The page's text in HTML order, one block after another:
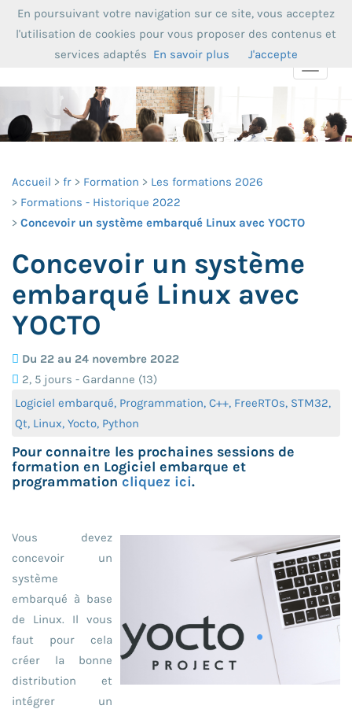
Toggle
Accueil fr Formation
Les formations 2026
Formations - Historique 2022
Concevoir un système embarqué Linux avec YOCTO
Concevoir un système
embarqué Linux avec
YOCTO
Du 22 au 24 novembre 2022
2, 5 jours - Gardanne (13)
Logiciel embarqué, Programmation, C++, FreeRTOs, STM32,
Qt, Linux, Yocto, Python
Pour connaitre les prochaines sessions de
formation en Logiciel embarque et
programmationcliquez ici.
Vous devez
concevoir un
système
embarqué à base
de Linux. Il vous
faut pour cela
créer la bonne
distribution et
intégrer un
En poursuivant votre navigation sur ce site, vous acceptez
l'utilisation de cookies pour vous proposer des contenus et
services adaptés En savoir plus J'accepte